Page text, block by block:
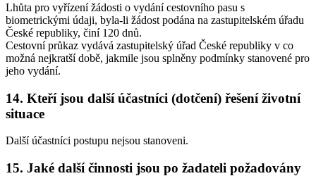
Lhůta pro vyřízení žádosti o vydání cestovního pasu s
biometrickými údaji, byla-li žádost podána na zastupitelském úřadu
České republiky, činí 120 dnů.
Cestovní průkaz vydává zastupitelský úřad České republiky v co
možná nejkratší době, jakmile jsou splněny podmínky stanovené pro
jeho vydání.
14. Kteří jsou další účastníci (dotčení) řešení životní
situace
Další účastníci postupu nejsou stanoveni.
15. Jaké další činnosti jsou po žadateli požadovány